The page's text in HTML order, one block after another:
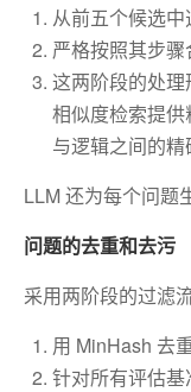
从前五个候选
严格按照其步
这两阶段的处
相似度检索提
与逻辑之间的
LLM 还为每个问题
问题的去重和去污
采用两阶段的过滤流
用 MinHash 去
针对所有评估